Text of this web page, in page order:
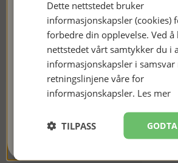
229kr
med informasjon om nye bøker og
JEG ER MED!
Nei takk, kanskje senere
Dette nettstedet bruker
informasjonskapsler (cookies)
forbedre din opplevelse. Ved å
nettstedet vårt samtykker du i
informasjonskapsler i samsvar
retningslinjene våre for
informasjonskapsler. Les mer
TILPASS